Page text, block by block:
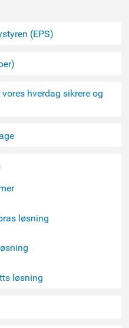
(EPS)
hverdag sikrere og
løsning
løsning